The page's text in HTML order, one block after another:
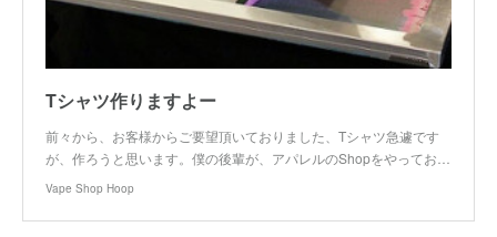
Tシャツ作りますよー
前々から、お客様からご要望頂いておりました、Tシャツ急遽です
が、作ろうと思います。僕の後輩が、アパレルのShopをやってお…
Vape Shop Hoop